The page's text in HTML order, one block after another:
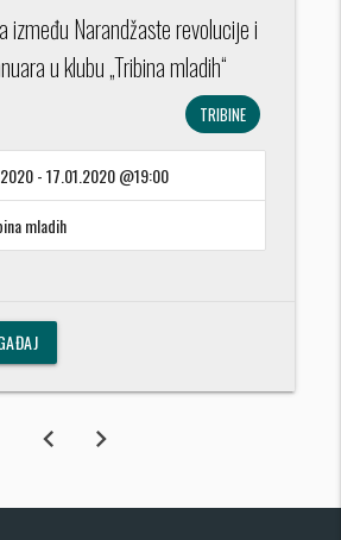
između Narandžaste revolucije i
u klubu „Tribina mladih“
TRIBINE
- 17.01.2020 @19:00
mladih
chevron_left chevron_right